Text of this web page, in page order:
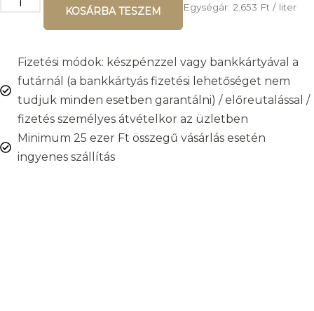
KOSÁRBA TESZEM Egységár: 2.653 Ft / liter
Fizetési módok: készpénzzel vagy bankkártyával a
futárnál (a bankkártyás fizetési lehetőséget nem
tudjuk minden esetben garantálni) / előreutalással /
fizetés személyes átvételkor az üzletben
Minimum 25 ezer Ft összegű vásárlás esetén
ingyenes szállítás